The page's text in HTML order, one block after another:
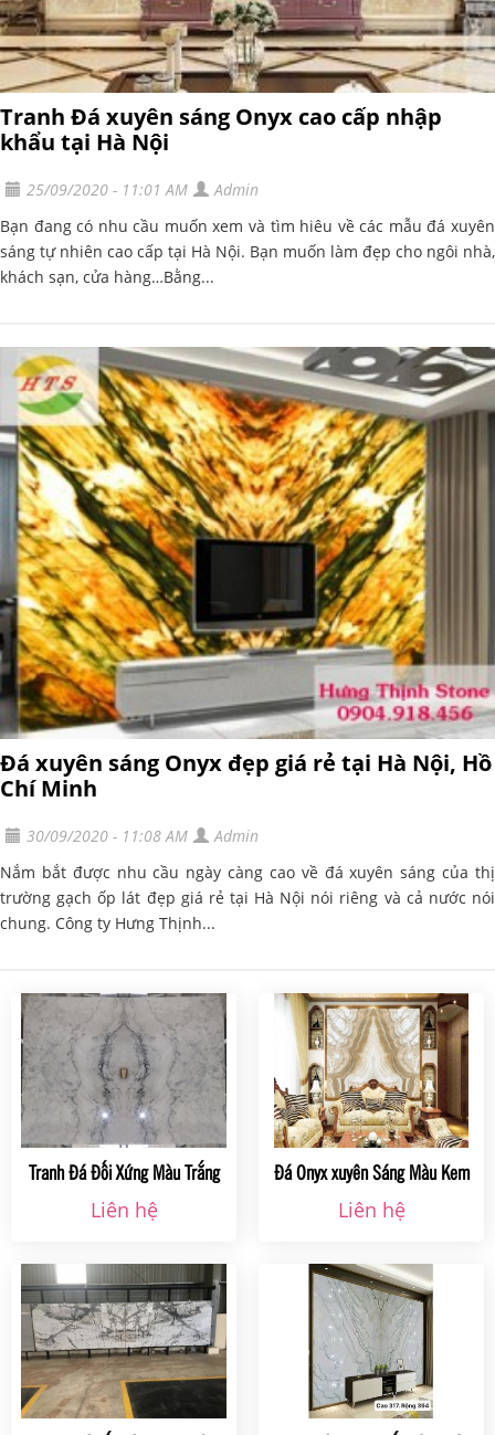
Tranh Đá xuyên sáng Onyx cao cấp nhập
khẩu tại Hà Nội
25/09/2020 - 11:01 AM
Admin
Bạn đang có nhu cầu muốn xem và tìm hiêu về các mẫu đá xuyên
sáng tự nhiên cao cấp tại Hà Nội. Bạn muốn làm đẹp cho ngôi nhà,
khách sạn, cửa hàng…Bằng...
Đá xuyên sáng Onyx đẹp giá rẻ tại Hà Nội, Hồ
Chí Minh
30/09/2020 - 11:08 AM
Admin
Nắm bắt được nhu cầu ngày càng cao về đá xuyên sáng của thị
trường gạch ốp lát đẹp giá rẻ tại Hà Nội nói riêng và cả nước nói
chung. Công ty Hưng Thịnh...
Tranh Đá Đối Xứng Màu Trắng
Ms0015
Liên hệ
Đá Onyx xuyên Sáng Màu Kem
ms 05
Liên hệ